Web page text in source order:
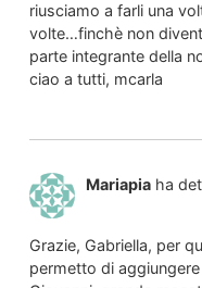
riusciamo a farli una
volte…finchè non
parte integrante della
ciao a tutti, mcarla
Mariapia ha
Grazie, Gabriella, per
permetto di